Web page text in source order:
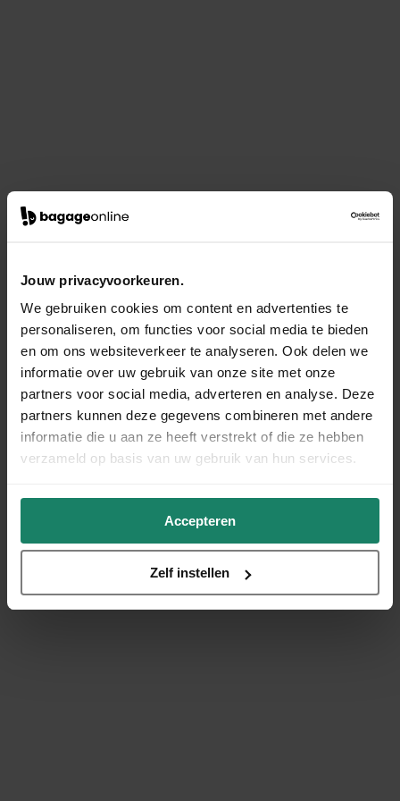
Jouw privacyvoorkeuren.
We gebruiken cookies om content en advertenties te
personaliseren, om functies voor social media te bieden
en om ons websiteverkeer te analyseren. Ook delen we
informatie over uw gebruik van onze site met onze
partners voor social media, adverteren en analyse. Deze
partners kunnen deze gegevens combineren met andere
informatie die u aan ze heeft verstrekt of die ze hebben
verzameld op basis van uw gebruik van hun services.
Accepteren
Zelf instellen